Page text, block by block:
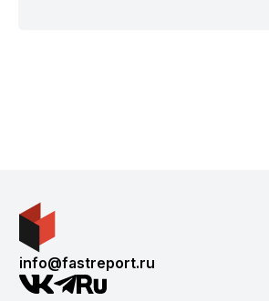
info@fastreport.ru